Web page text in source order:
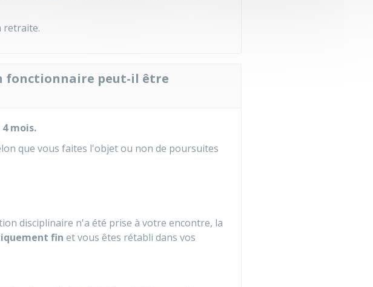
retraite.
fonctionnaire peut-il être
mois.
que vous faites l'objet ou non de poursuites
disciplinaire n'a été prise à votre encontre, la
fin et vous êtes rétabli dans vos